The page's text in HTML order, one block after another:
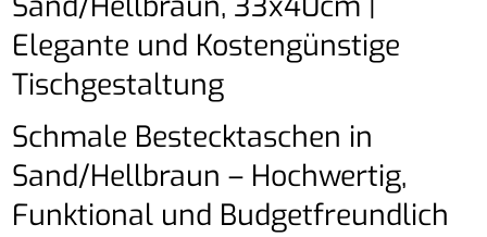
Elegante und Kostengünstige
Tischgestaltung
Schmale Bestecktaschen in
Sand/Hellbraun – Hochwertig,
Funktional und Budgetfreundlich